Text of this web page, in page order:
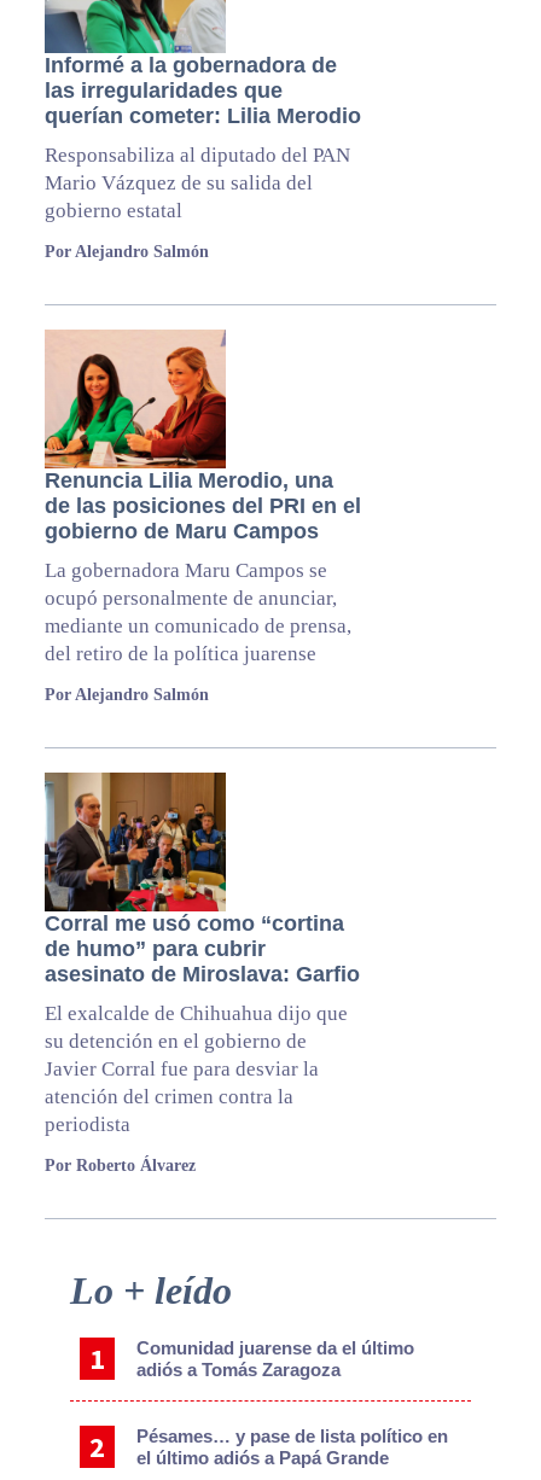
Informé a la gobernadora de
las irregularidades que
querían cometer: Lilia Merodio
Responsabiliza al diputado del PAN
Mario Vázquez de su salida del
gobierno estatal
Por Alejandro Salmón
Renuncia Lilia Merodio, una
de las posiciones del PRI en el
gobierno de Maru Campos
La gobernadora Maru Campos se
ocupó personalmente de anunciar,
mediante un comunicado de prensa,
del retiro de la política juarense
Por Alejandro Salmón
Corral me usó como “cortina
de humo” para cubrir
asesinato de Miroslava: Garfio
El exalcalde de Chihuahua dijo que
su detención en el gobierno de
Javier Corral fue para desviar la
atención del crimen contra la
periodista
Por Roberto Álvarez
Primary
Sidebar
Lo + leído
Comunidad juarense da el último
adiós a Tomás Zaragoza
Pésames… y pase de lista político en
el último adiós a Papá Grande